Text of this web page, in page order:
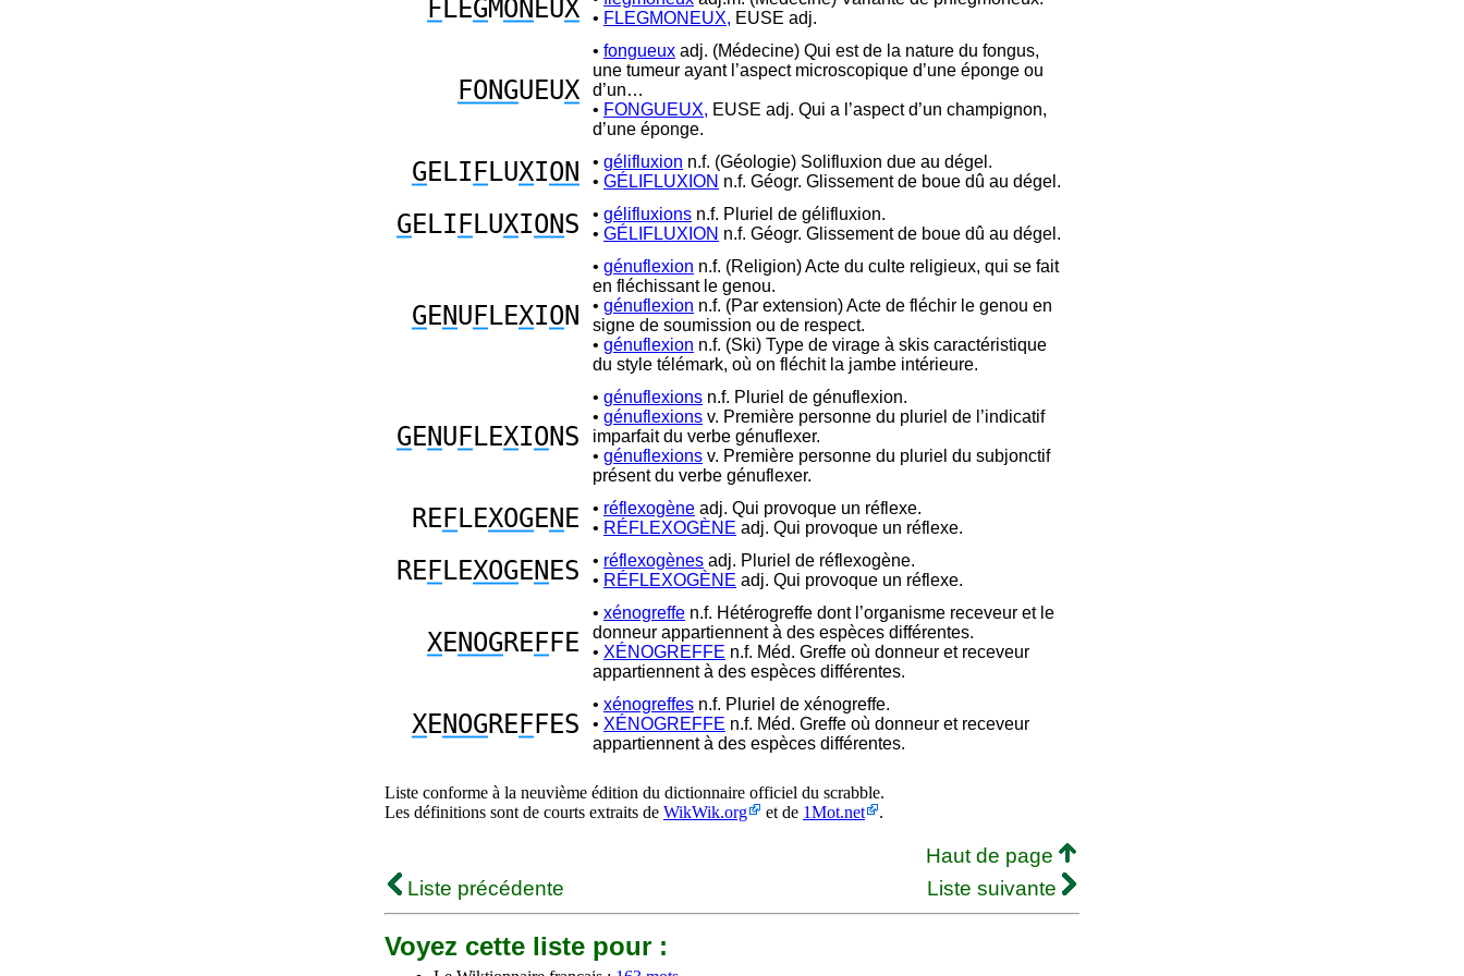
F LEGMON EUX
• FLEGMONEUX, EUSE adj.
FONGUEUX
• fongueux adj. (Médecine) Qui est de la nature du fongus,
une tumeur ayant l’aspect microscopique d’une éponge ou
d’un…
• FONGUEUX, EUSE adj. Qui a l’aspect d’un champignon,
d’une éponge.
GELI F LUXION • gélifluxion n.f. (Géologie) Solifluxion due au dégel.
• GÉLIFLUXION n.f. Géogr. Glissement de boue dû au dégel.
GELI F LUXIONS • gélifluxions n.f. Pluriel de gélifluxion.
• GÉLIFLUXION n.f. Géogr. Glissement de boue dû au dégel.
GENU F LEXION
• génuflexion n.f. (Religion) Acte du culte religieux, qui se fait
en fléchissant le genou.
• génuflexion n.f. (Par extension) Acte de fléchir le genou en
signe de soumission ou de respect.
• génuflexion n.f. (Ski) Type de virage à skis caractéristique
du style télémark, où on fléchit la jambe intérieure.
GENU F LEXIONS
• génuflexions n.f. Pluriel de génuflexion.
• génuflexions v. Première personne du pluriel de l’indicatif
imparfait du verbe génuflexer.
• génuflexions v. Première personne du pluriel du subjonctif
présent du verbe génuflexer.
RE F LEXOGEN E • réflexogène adj. Qui provoque un réflexe.
• RÉFLEXOGÈNE adj. Qui provoque un réflexe.
RE F LEXOGEN ES • réflexogènes adj. Pluriel de réflexogène.
• RÉFLEXOGÈNE adj. Qui provoque un réflexe.
XENOGRE F FE
• xénogreffe n.f. Hétérogreffe dont l’organisme receveur et le
donneur appartiennent à des espèces différentes.
• XÉNOGREFFE n.f. Méd. Greffe où donneur et receveur
appartiennent à des espèces différentes.
XENOGRE F FES
• xénogreffes n.f. Pluriel de xénogreffe.
• XÉNOGREFFE n.f. Méd. Greffe où donneur et receveur
appartiennent à des espèces différentes.
Liste conforme à la neuvième édition du dictionnaire officiel du scrabble.
Les définitions sont de courts extraits de WikWik.org et de 1Mot.net .
Haut de page
Liste précédente
Liste suivante
Voyez cette liste pour :